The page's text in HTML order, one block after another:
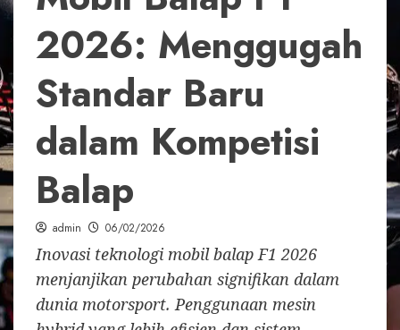
2026: Menggugah
Standar Baru
dalam Kompetisi
Balap
admin 06/02/2026
Inovasi teknologi mobil balap F1 2026
menjanjikan perubahan signifikan dalam
dunia motorsport. Penggunaan mesin